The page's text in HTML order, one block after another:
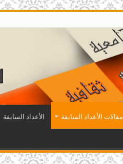
مقالات الأعداد السابقة الأعداد السابقة